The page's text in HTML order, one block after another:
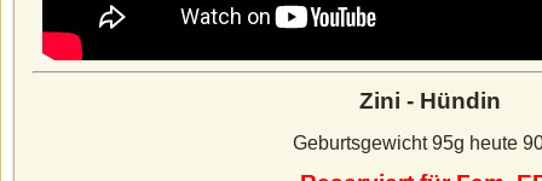
Zini - Hündin
Geburtsgewicht 95g heute